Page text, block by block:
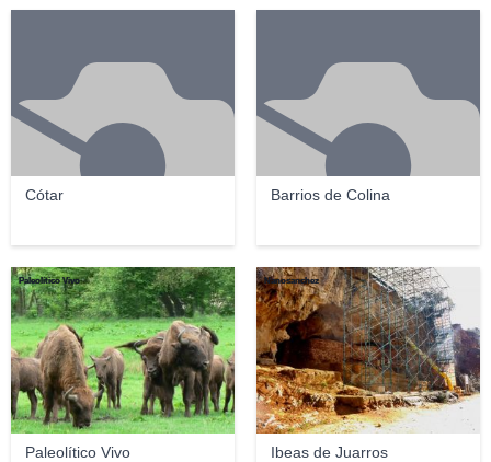
Cótar Barrios de Colina
Paleolítico Vivo
Paleolítico Vivo
Ibeas de Juarros
Nanosanchez